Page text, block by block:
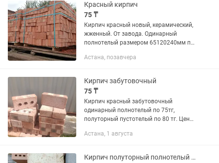
Красный кирпич
75 ₸
Кирпич красный новый, керамический,
жженный. От завода. Одинарный
полнотелый размером 65120240мм по
размером 88120240мм по 80тг .Цена
за...
Астана, позавчера
Кирпич забутовочный
75 ₸
Кирпич красный забутовочный
одинарный полнотелый по 75тг,
полуторный пустотелый по 80 тг. Цена
за отд.оплату
Астана, 1 августа
Кирпич полуторный полнотелый М-150